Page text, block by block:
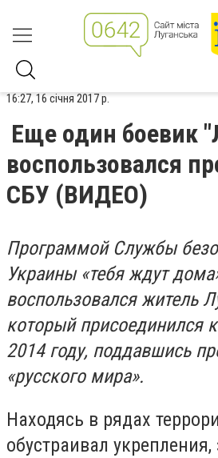
16:27, 16 січня 2017 р.
Еще один боевик
воспользовался
СБУ (ВИДЕО)
Программой Службы
Украины «тебя ждут
воспользовался житель
который присоединился
2014 году, поддавшись
«русского мира».
Находясь в рядах
обустраивал